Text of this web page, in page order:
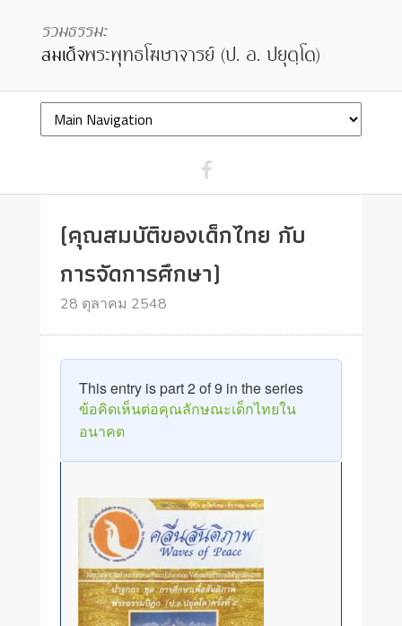
(คุณสมบัติของเด็กไทย กับ
การจัดการศึกษา)
28 ตุลาคม 2548
This entry is part 2 of 9 in the series
ข้อคิดเห็นต่อคุณลักษณะเด็กไทยใน
อนาคต